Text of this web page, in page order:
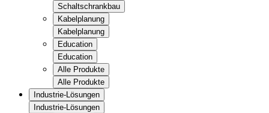
Schaltschrankbau
Kabelplanung
Kabelplanung
Education
Education
Alle Produkte
Alle Produkte
Industrie-Lösungen
Industrie-Lösungen